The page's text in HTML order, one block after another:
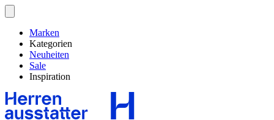
Marken
Kategorien
Neuheiten
Sale
Inspiration